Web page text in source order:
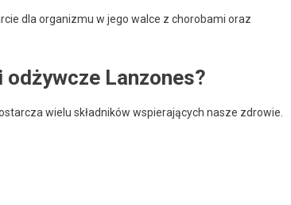
dla organizmu w jego walce z chorobami oraz
Lanzones?
wielu składników wspierających nasze zdrowie.